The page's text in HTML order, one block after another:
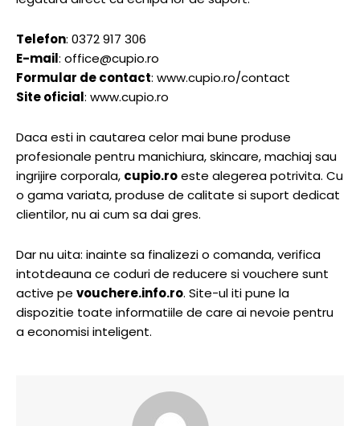
Telefon: 0372 917 306
E-mail: office@cupio.ro
Formular de contact: www.cupio.ro/contact
Site oficial: www.cupio.ro
Daca esti in cautarea celor mai bune produse
profesionale pentru manichiura, skincare, machiaj sau
ingrijire corporala, cupio.roeste alegerea potrivita. Cu
o gama variata, produse de calitate si suport dedicat
clientilor, nu ai cum sa dai gres.
Dar nu uita: inainte sa finalizezi o comanda, verifica
intotdeauna ce coduri de reducere si vouchere sunt
active pe vouchere.info.ro. Site-ul iti pune la
dispozitie toate informatiile de care ai nevoie pentru
a economisi inteligent.